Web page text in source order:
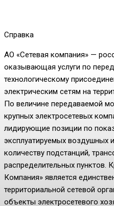
Справка
АО «Сетевая компания» —
оказывающая услуги по
технологическому
электрическим сетям на
По величине передаваемой
крупных электросетевых
лидирующие позиции по
эксплуатируемых воздушных
количеству подстанций,
распределительных пунктов.
Компания» является
территориальной сетевой
объекты электросетевого